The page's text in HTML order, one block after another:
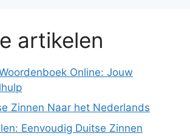
artikelen
Online: Jouw
Zinnen Naar het Nederlands
Eenvoudig Duitse Zinnen